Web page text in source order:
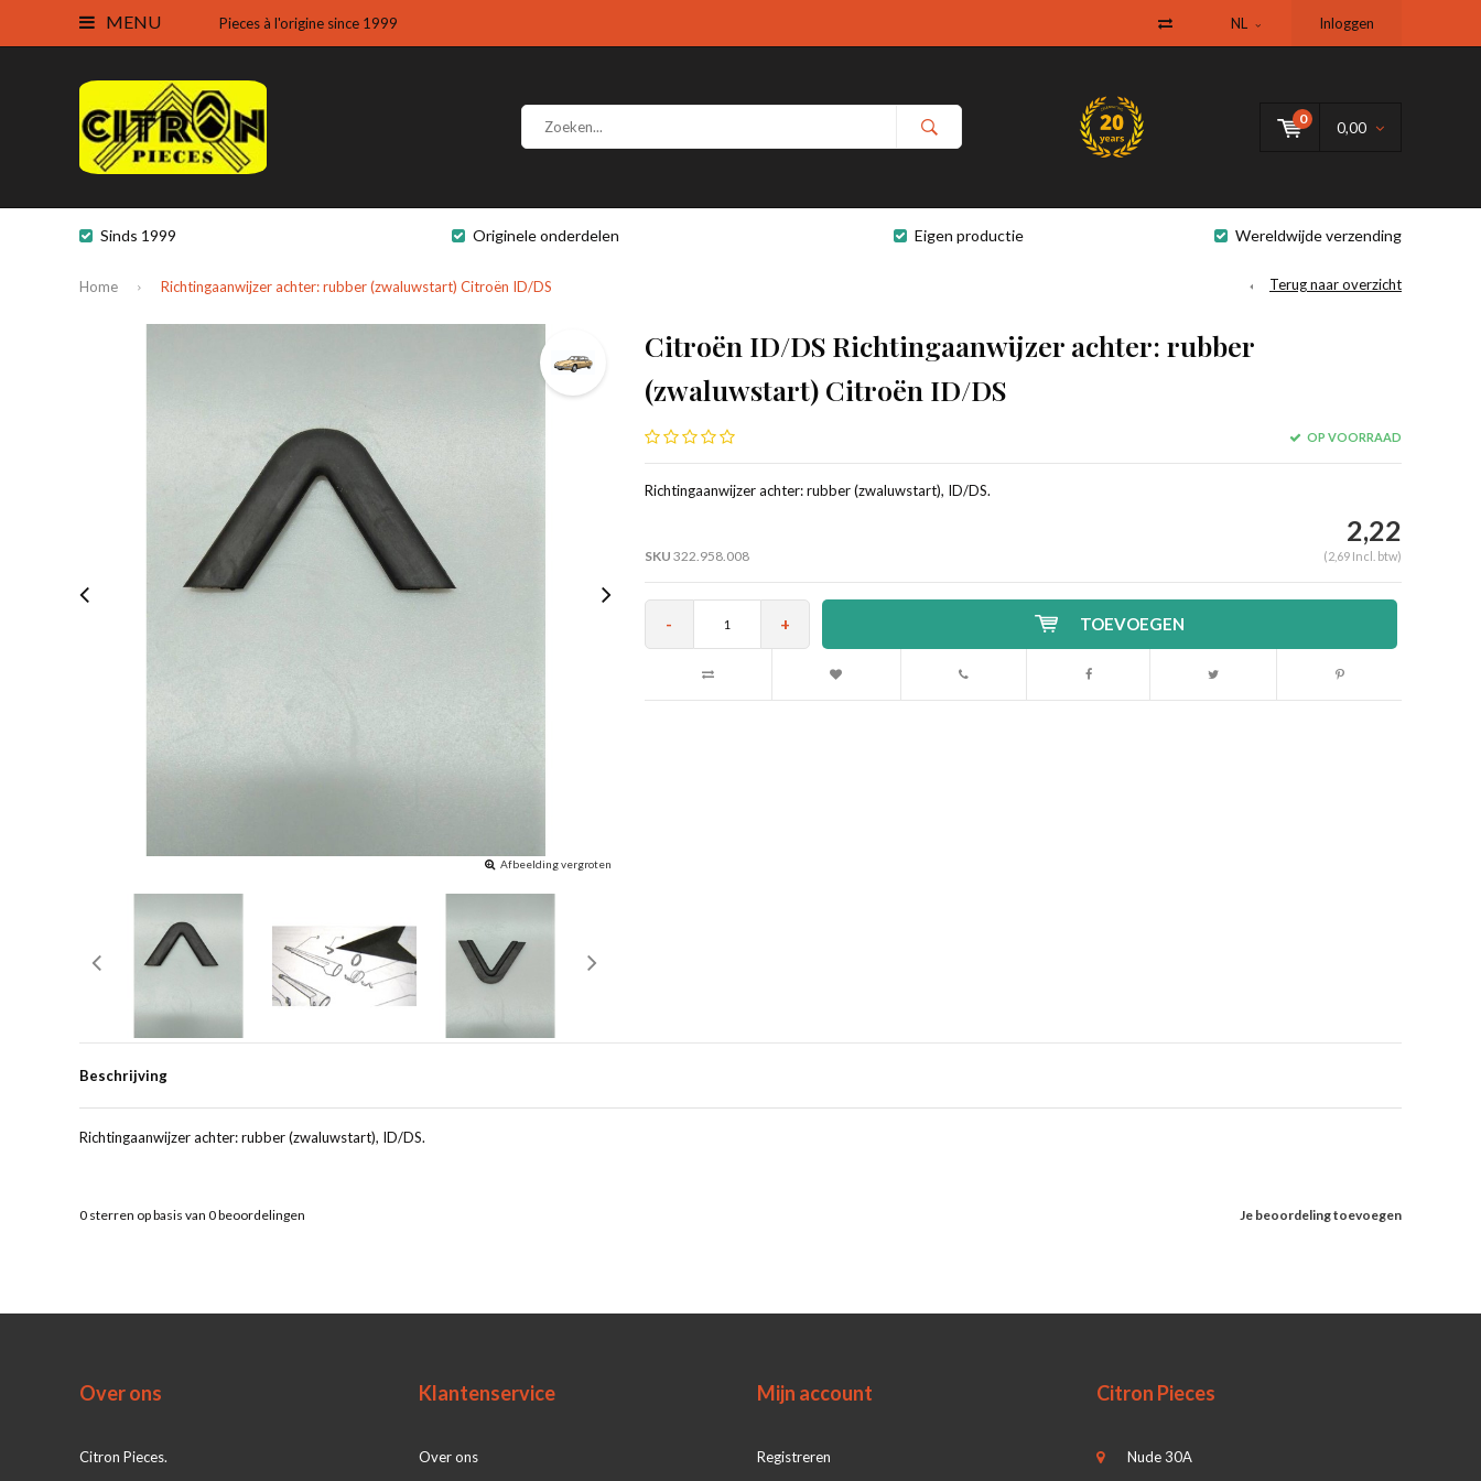
MENU Pieces à l'origine since 1999 NL Inloggen
0
0,00
Sinds 1999 Originele onderdelen Eigen productie Wereldwijde verzending
Home Richtingaanwijzer achter: rubber (zwaluwstart) Citroën ID/DS Terug naar overzicht
Afbeelding vergroten
Citroën ID/DS Richtingaanwijzer achter: rubber
(zwaluwstart) Citroën ID/DS
OP VOORRAAD
Richtingaanwijzer achter: rubber (zwaluwstart), ID/DS.
SKU 322.958.008
2,22
(2,69 Incl. btw)
- + TOEVOEGEN
Beschrijving
Richtingaanwijzer achter: rubber (zwaluwstart), ID/DS.
Je beoordeling toevoegen
0 sterren op basis van 0beoordelingen
Over ons
Citron Pieces.
Klantenservice
Over ons
Mijn account
Registreren
Citron Pieces
Nude 30A